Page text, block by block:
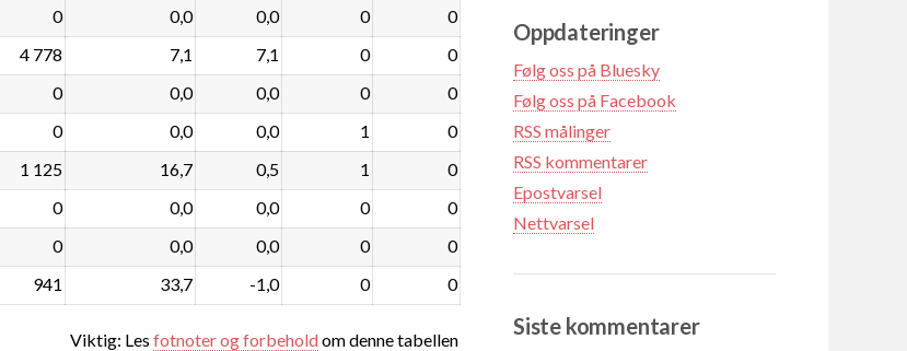
0 0,0 0,0 0 0
4 778 7,1 7,1 0 0
0 0,0 0,0 0 0
0 0,0 0,0 1 0
1 125 16,7 0,5 1 0
0 0,0 0,0 0 0
0 0,0 0,0 0 0
941 33,7 -1,0 0 0
Viktig: Les fotnoter og forbeholdom denne tabellen
Oppdateringer
Følg oss på Bluesky
Følg oss på Facebook
RSS målinger
RSS kommentarer
Epostvarsel
Nettvarsel
Siste kommentarer